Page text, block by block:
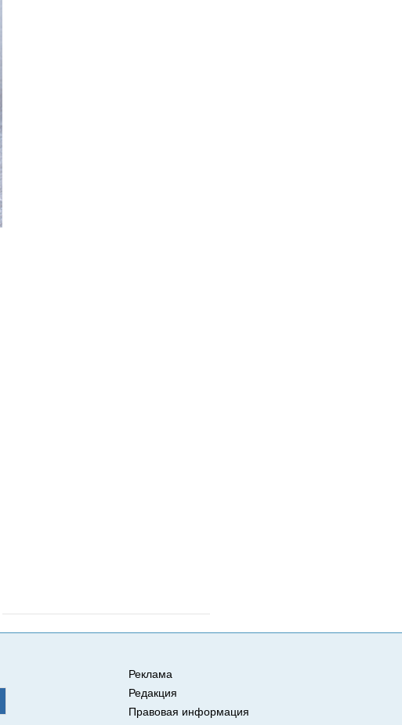
Реклама
Редакция
Правовая информация